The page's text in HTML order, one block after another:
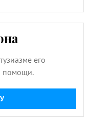
его
помощи.